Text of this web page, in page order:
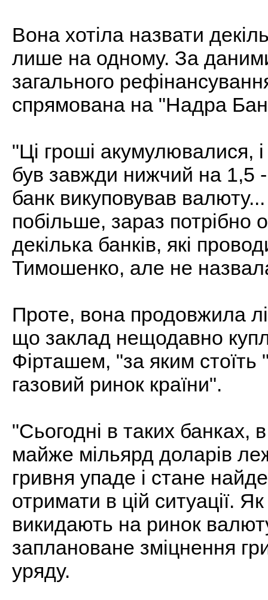
Вона хотіла назвати
лише на одному. За
загального
спрямована на "Надра
"Ці гроші акумулювалися,
був завжди нижчий на 1,5
банк викуповував
побільше, зараз
декілька банків, які
Тимошенко, але не
Проте, вона продовжила
що заклад нещодавно
Фірташем, "за яким
газовий ринок країни".
"Сьогодні в таких банках,
майже мільярд доларів
гривня упаде і стане
отримати в цій ситуації.
викидають на ринок
заплановане зміцнення
уряду.